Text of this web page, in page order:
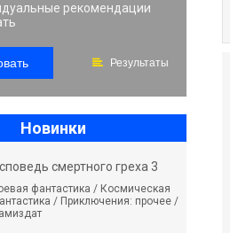
рекомендации
Результаты
Новинки
смертного греха 3
фантастика / Космическая
/ Приключения: прочее /